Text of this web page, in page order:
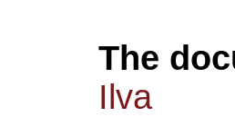
The
Ilva